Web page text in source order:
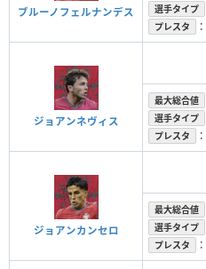
ブルーノフェルナンデス 選手タイプ
プレスタ ：
ジョアンネヴィス
最大総合値
選手タイプ
プレスタ ：
ジョアンカンセロ
最大総合値
選手タイプ
プレスタ ：